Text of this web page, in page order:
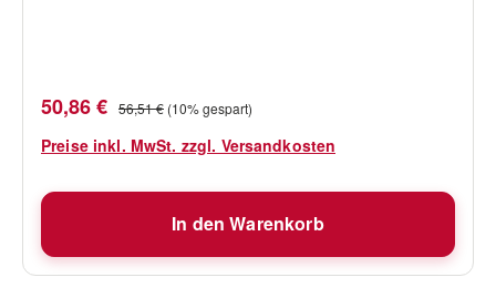
Verkaufspreis:
50,86 € Regulärer Preis:
56,51 € (10% gespart)
Preise inkl. MwSt. zzgl. Versandkosten
In den Warenkorb